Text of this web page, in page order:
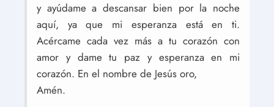
y ayúdame a descansar bien por la noche
aquí, ya que mi esperanza está en ti.
Acércame cada vez más a tu corazón con
amor y dame tu paz y esperanza en mi
corazón. En el nombre de Jesús oro,
Amén.